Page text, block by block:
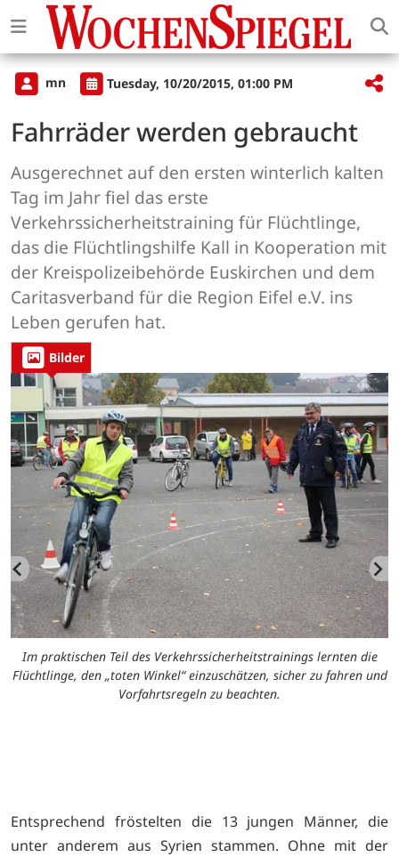
mn Tuesday, 10/20/2015, 01:00 PM
Fahrräder werden gebraucht
Ausgerechnet auf den ersten winterlich kalten
Tag im Jahr fiel das erste
Verkehrssicherheitstraining für Flüchtlinge,
das die Flüchtlingshilfe Kall in Kooperation mit
der Kreispolizeibehörde Euskirchen und dem
Caritasverband für die Region Eifel e.V. ins
Leben gerufen hat.
Bilder
Im praktischen Teil des Verkehrssicherheitstrainings lernten die
Flüchtlinge, den „toten Winkel“ einzuschätzen, sicher zu fahren und
Vorfahrtsregeln zu beachten.
Entsprechend fröstelten die 13 jungen Männer, die
unter anderem aus Syrien stammen. Ohne mit der